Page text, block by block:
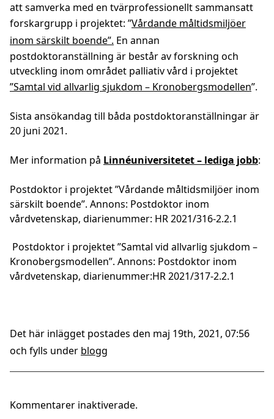
att samverka med en tvärprofessionellt sammansatt
forskargrupp i projektet: ”Vårdande måltidsmiljöer
inom särskilt boende”. En annan
postdoktoranställning är består av forskning och
utveckling inom området palliativ vård i projektet
”Samtal vid allvarlig sjukdom – Kronobergsmodellen”.
Sista ansökandag till båda postdoktoranställningarär
20 juni 2021.
Mer information på Linnéuniversitetet – lediga jobb:
Postdoktor i projektet ”Vårdande måltidsmiljöer inom
särskilt boende”. Annons: Postdoktor inom
vårdvetenskap, diarienummer: HR 2021/316-2.2.1
Postdoktor i projektet ”Samtal vid allvarlig sjukdom –
Kronobergsmodellen”. Annons: Postdoktor inom
vårdvetenskap, diarienummer:HR 2021/317-2.2.1
Det här inlägget postades den maj 19th, 2021, 07:56
och fylls under blogg
Kommentarer inaktiverade.